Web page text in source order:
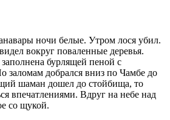
ночи белые. Утром лося убил.
вокруг поваленные деревья.
бурлящей пеной с
заломам добрался вниз по Чамбе до
шаман дошел до стойбища, то
впечатлениями. Вдруг на небе над
со щукой.